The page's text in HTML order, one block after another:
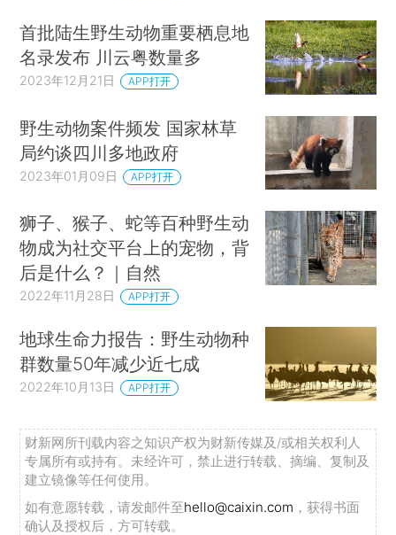
首批陆生野生动物重要栖息地
名录发布 川云粤数量多
2023年12月21日 APP打开
野生动物案件频发 国家林草
局约谈四川多地政府
2023年01月09日 APP打开
狮子、猴子、蛇等百种野生动
物成为社交平台上的宠物，背
后是什么？｜自然
2022年11月28日 APP打开
地球生命力报告：野生动物种
群数量50年减少近七成
2022年10月13日 APP打开
财新网所刊载内容之知识产权为财新传媒及/或相关权利人
专属所有或持有。未经许可，禁止进行转载、摘编、复制及
建立镜像等任何使用。
如有意愿转载，请发邮件至hello@caixin.com ，获得书面
确认及授权后，方可转载。